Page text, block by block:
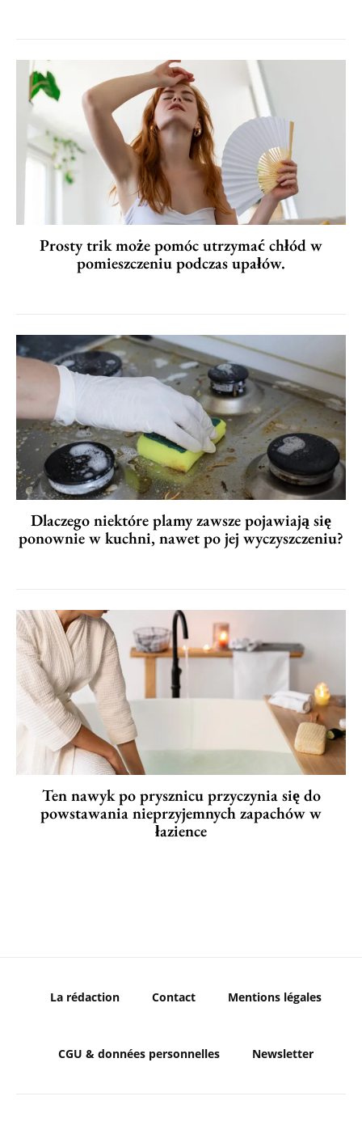
Prosty trik może pomóc utrzymać chłód w
pomieszczeniu podczas upałów.
Dlaczego niektóre plamy zawsze pojawiają się
ponownie w kuchni, nawet po jej wyczyszczeniu?
Ten nawyk po prysznicu przyczynia się do
powstawania nieprzyjemnych zapachów w
łazience
La rédaction Contact Mentions légales
CGU & données personnelles Newsletter